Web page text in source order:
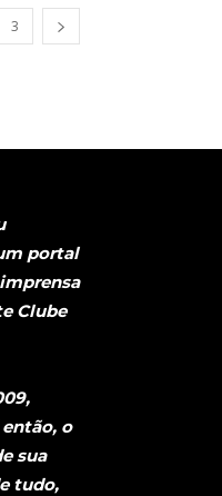
3
portal
Clube
o
sua
tudo,